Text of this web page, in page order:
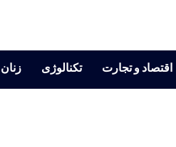
اقتصاد و تجارت تکنالوژی زنان